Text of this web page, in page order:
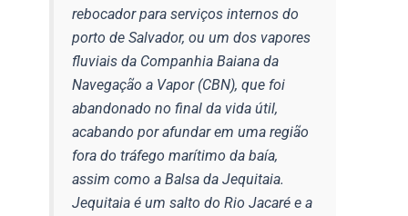
rebocador para serviços internos do
porto de Salvador, ou um dos vapores
fluviais da Companhia Baiana da
Navegação a Vapor (CBN), que foi
abandonado no final da vida útil,
acabando por afundar em uma região
fora do tráfego marítimo da baía,
assim como a Balsa da Jequitaia.
Jequitaia é um salto do Rio Jacaré e a